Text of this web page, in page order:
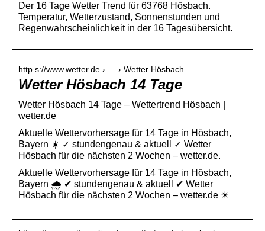
Der 16 Tage Wetter Trend für 63768 Hösbach.
Temperatur, Wetterzustand, Sonnenstunden und
Regenwahrscheinlichkeit in der 16 Tagesübersicht.
http s://www.wetter.de › … › Wetter Hösbach
Wetter Hösbach 14 Tage
Wetter Hösbach 14 Tage – Wettertrend Hösbach |
wetter.de
Aktuelle Wettervorhersage für 14 Tage in Hösbach,
Bayern ☀️ ✓ stundengenau & aktuell ✓ Wetter
Hösbach für die nächsten 2 Wochen – wetter.de.
Aktuelle Wettervorhersage für 14 Tage in Hösbach,
Bayern 🌧️ ✔ stundengenau & aktuell ✔ Wetter
Hösbach für die nächsten 2 Wochen – wetter.de ☀